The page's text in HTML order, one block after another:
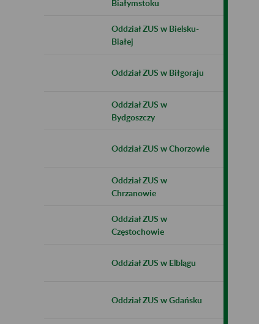
Białymstoku
Oddział ZUS w Bielsku-
Białej
Oddział ZUS w Biłgoraju
Oddział ZUS w
Bydgoszczy
Oddział ZUS w Chorzowie
Oddział ZUS w
Chrzanowie
Oddział ZUS w
Częstochowie
Oddział ZUS w Elblągu
Oddział ZUS w Gdańsku